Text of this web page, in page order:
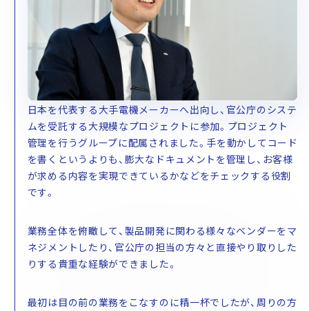
日本を代表する大手電機メーカーへ出向し、官公庁のシステ
ムを受託する大規模なプロジェクトに参加。プロジェクト
管理を行うグループに配属されました。手を動かしてコード
を書くというよりも、膨大なドキュメントを管理し、お客様
が求める内容を実現できているかなどをチェックする役割
です。
業務全体を俯瞰して、製品開発に関わる様々なベンダーをマ
ネジメントしたり、官公庁の担当の方々と直接やり取りした
りする貴重な経験ができました。
最初は目の前の業務をこなすのに精一杯でしたが、周りの方